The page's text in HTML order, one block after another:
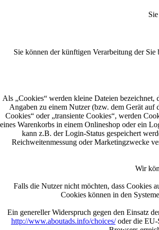
Sie können der künftigen Verarbeitung der
Als „Cookies“ werden kleine Dateien
Angaben zu einem Nutzer (bzw. dem Gerät auf
Cookies“ oder „transiente Cookies“, werden
eines Warenkorbs in einem Onlineshop oder ein
kann z.B. der Login-Status gespeichert
Reichweitenmessung oder Marketingzwecke
Wir
Falls die Nutzer nicht möchten, dass Cookies
Cookies können in den
Ein genereller Widerspruch gegen den Einsatz
http://www.aboutads.info/choices/oder die EU-